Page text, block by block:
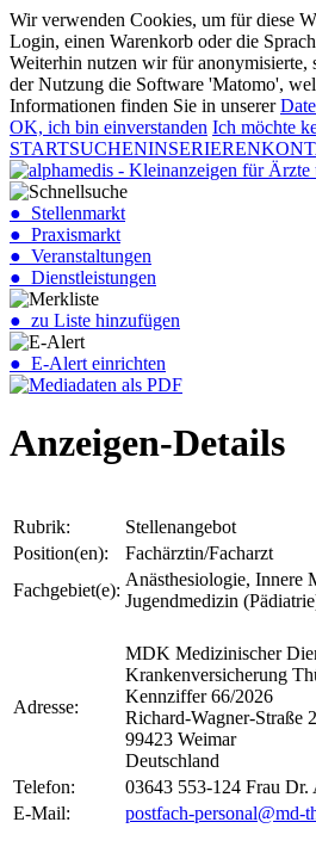
Wir verwenden Cookies, um für diese
Login, einen Warenkorb oder die
Weiterhin nutzen wir für anonymisierte,
der Nutzung die Software 'Matomo',
Informationen finden Sie in unserer
OK, ich bin einverstanden Ich möchte
STARTSUCHENINSERIEREN
● Stellenmarkt
● Praxismarkt
● Veranstaltungen
● Dienstleistungen
● zu Liste hinzufügen
● E-Alert einrichten
Anzeigen-Details
Rubrik:
Stellenangebot
Position(en):
Fachärztin/Facharzt
Fachgebiet(e):
Anästhesiologie, Innere
Jugendmedizin
Adresse:
MDK Medizinischer
Krankenversicherung
Kennziffer 66/2026
Richard-Wagner-Straße
99423 Weimar
Deutschland
Telefon:
03643 553-124 Frau Dr.
E-Mail:
postfach-personal@md-